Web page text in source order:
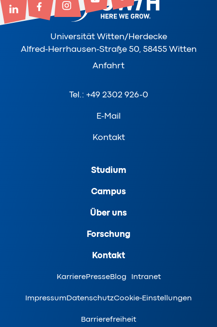
Universität Witten/Herdecke
Alfred-Herrhausen-Straße 50, 58455 Witten
Anfahrt
Tel.: +49 2302 926-0
E-Mail
Kontakt
Studium
Campus
Über uns
Forschung
Kontakt
KarrierePresseBlog Intranet
ImpressumDatenschutzCookie-Einstellungen
Barrierefreiheit